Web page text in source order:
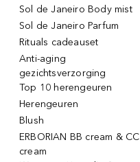
Sol de Janeiro Body mist
Sol de Janeiro Parfum
Rituals cadeauset
Anti-aging
gezichtsverzorging
Top 10 herengeuren
Herengeuren
Blush
ERBORIAN BB cream & CC
cream